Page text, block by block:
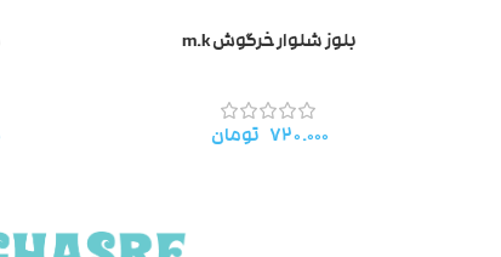
بلوز شلوار خرگوش m.k
۷۲۰.۰۰۰ تومان